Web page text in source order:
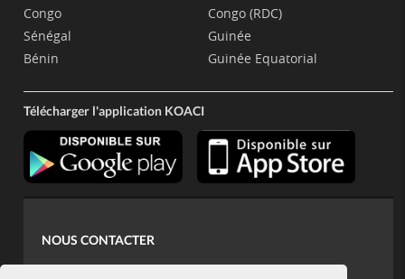
Congo
Sénégal
Bénin
Congo (RDC)
Guinée
Guinée Equatorial
Télécharger l'application KOACI
NOUS CONTACTER